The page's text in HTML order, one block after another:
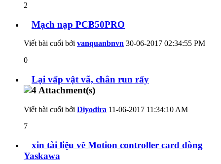
2
Mạch nạp PCB50PRO
Viết bài cuối bởi vanquanbnvn 30-06-2017 02:34:55 PM
0
Lại vấp vật vã, chân run rẩy
Viết bài cuối bởi Diyodira 11-06-2017 11:34:10 AM
7
xin tài liệu về Motion controller card dòng
Yaskawa